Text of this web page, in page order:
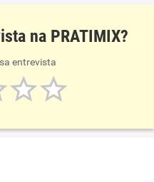
na PRATIMIX?
entrevista